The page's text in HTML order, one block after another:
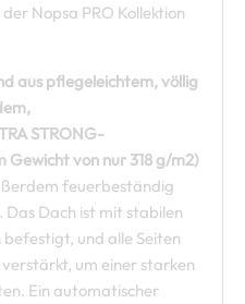
Nopsa PRO Kollektion
aus pflegeleichtem, völlig
STRONG-
von nur 318 g/m2)
feuerbeständig
Das Dach ist mit stabilen
und alle Seiten
verstärkt, um einer starken
Ein automatischer